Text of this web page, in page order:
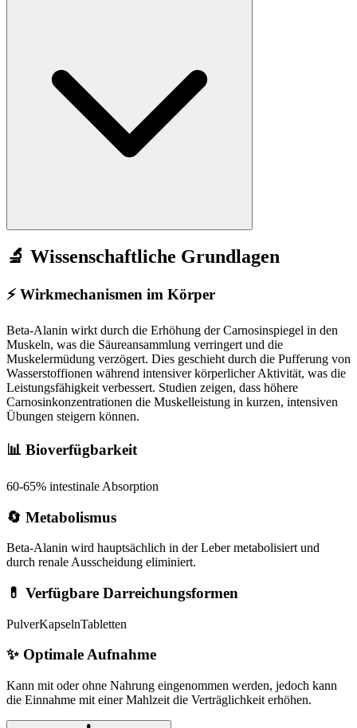
🔬 Wissenschaftliche Grundlagen
⚡ Wirkmechanismen im Körper
Beta-Alanin wirkt durch die Erhöhung der Carnosinspiegel in den
Muskeln, was die Säureansammlung verringert und die
Muskelermüdung verzögert. Dies geschieht durch die Pufferung von
Wasserstoffionen während intensiver körperlicher Aktivität, was die
Leistungsfähigkeit verbessert. Studien zeigen, dass höhere
Carnosinkonzentrationen die Muskelleistung in kurzen, intensiven
Übungen steigern können.
📊 Bioverfügbarkeit
60-65% intestinale Absorption
🔄 Metabolismus
Beta-Alanin wird hauptsächlich in der Leber metabolisiert und
durch renale Ausscheidung eliminiert.
💊 Verfügbare Darreichungsformen
PulverKapselnTabletten
✨ Optimale Aufnahme
Kann mit oder ohne Nahrung eingenommen werden, jedoch kann
die Einnahme mit einer Mahlzeit die Verträglichkeit erhöhen.